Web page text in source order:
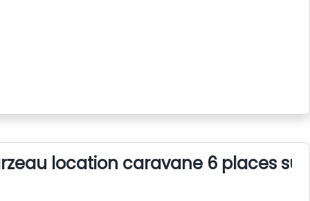
location caravane 6 places